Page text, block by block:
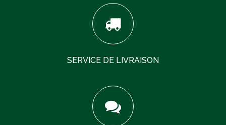
SERVICE DE LIVRAISON